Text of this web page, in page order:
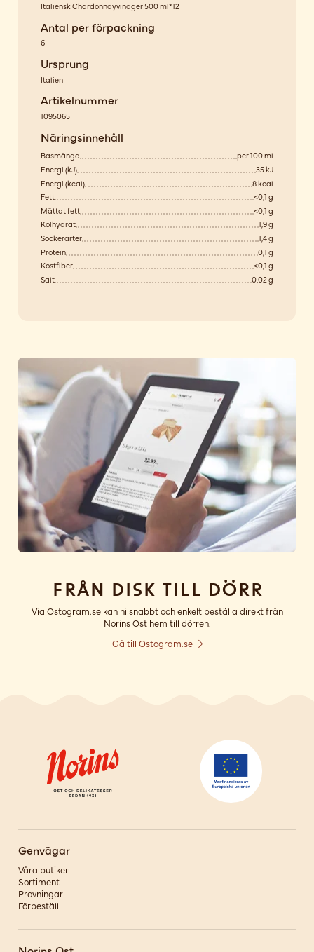
Italiensk Chardonnayvinäger 500 ml*12
Antal per förpackning
6
Ursprung
Italien
Artikelnummer
1095065
Näringsinnehåll
Basmängd
per 100 ml
Energi (kJ)
35 kJ
Energi (kcal)
8 kcal
Fett
<0,1 g
Mättat fett
<0,1 g
Kolhydrat
1,9 g
Sockerarter
1,4 g
Protein
0,1 g
Kostfiber
<0,1 g
Salt
0,02 g
Från disk till dörr
Via Ostogram.se kan ni snabbt och enkelt beställa direkt från
Norins Ost hem till dörren.
Gå till Ostogram.se
Genvägar
Våra butiker
Sortiment
Provningar
Förbeställ